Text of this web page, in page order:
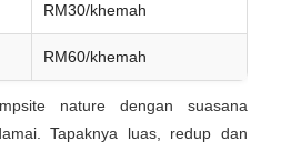
RM30/khemah
RM60/khemah
nature dengan suasana
Tapaknya luas, redup dan